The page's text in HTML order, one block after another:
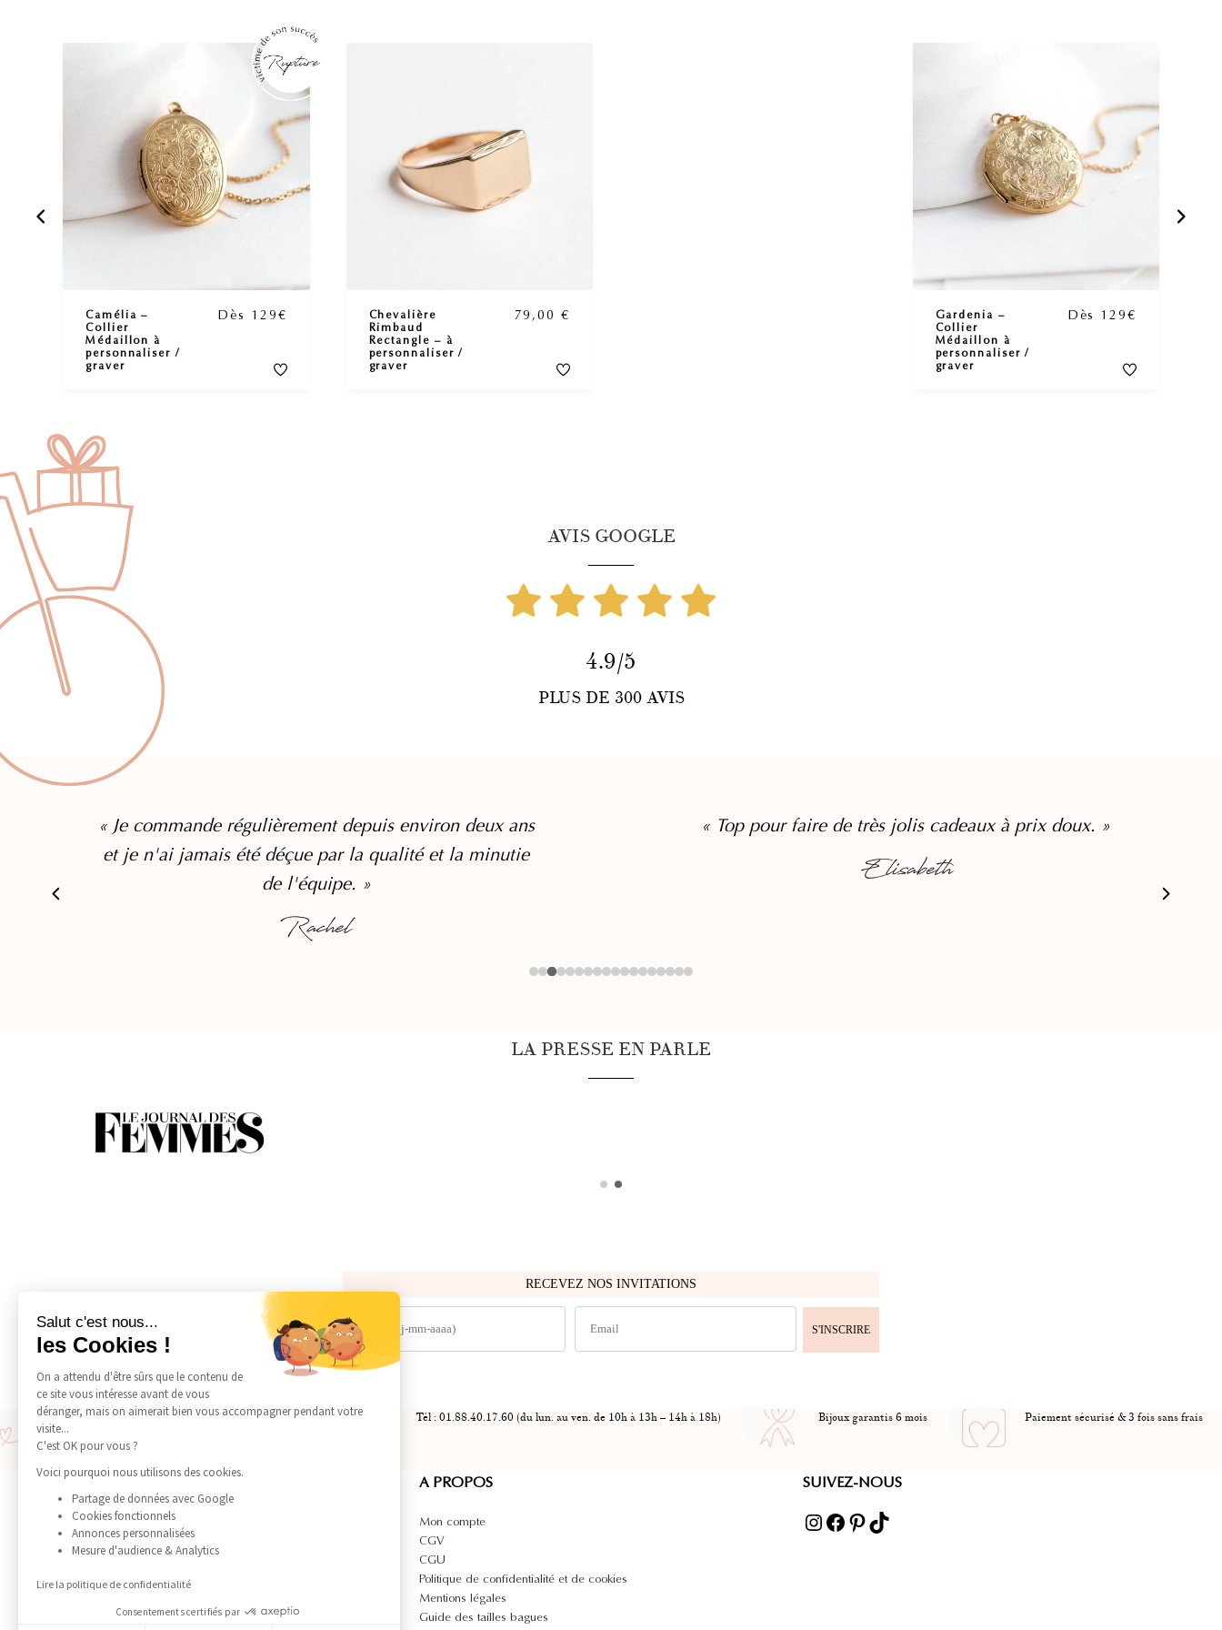
Salut c'est nous...
les Cookies !
On a attendu d'être sûrs que le contenu de
ce site vous intéresse avant de vous
déranger, mais on aimerait bien vous accompagner pendant votre
visite...
C'est OK pour vous ?
Voici pourquoi nous utilisons des cookies.
Partage de données avec Google
Cookies fonctionnels
Annonces personnalisées
Mesure d'audience & Analytics
Lire la politique de confidentialité
Consentements certifiés par
Camélia –
Collier
Médaillon à
personnaliser /
graver
Dès 129€
Chevalière
Rimbaud
Rectangle – à
personnaliser /
graver
79,00€
Gardenia –
Collier
Médaillon à
personnaliser /
graver
Dès 129€
AVIS GOOGLE
4.9/5
PLUS DE 300 AVIS
« Je commande régulièrement depuis environ deux ans
et je n'ai jamais été déçue par la qualité et la minutie
de l'équipe. »
Rachel
« Top pour faire de très jolis cadeaux à prix doux. »
Elisabeth
LA PRESSE EN PARLE
RECEVEZ NOS INVITATIONS
S'INSCRIRE
Livraison offerte en point relais à partir de 150€
Tél : 01.88.40.17.60 (du lun. au ven. de 10h à 13h – 14h à 18h) Bijoux garantis 6 mois Paiement sécurisé & 3 fois sans frais
SERVICE CLIENT
Conseil d'entretien
Service après vente
Garantie
A PROPOS
Mon compte
CGV
CGU
Politique de confidentialité et de cookies
Mentions légales
Guide des tailles bagues
SUIVEZ-NOUS
Instagram Facebook Pinterest TikTok